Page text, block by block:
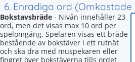
6. Enradiga ord
Bokstavsbräde - Nivån innehåller 23
ord, men det visas max 10 ord per
spelomgång. Spelaren visas ett bräde
bestående av bokstäver i ett rutnät
och ska dra med muspekaren eller
fingret över bokstäverna tills ordet